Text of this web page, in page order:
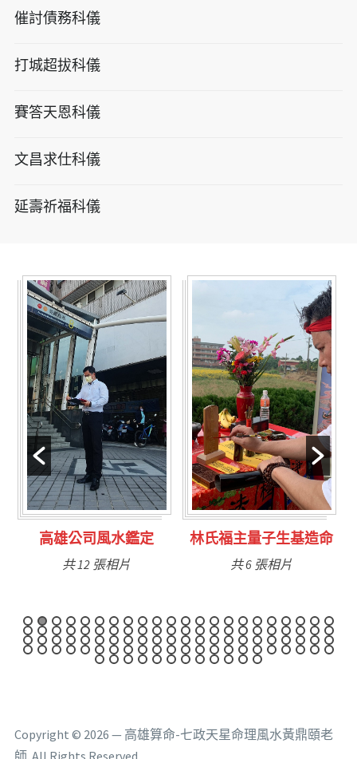
催討債務科儀
打城超拔科儀
賽答天恩科儀
文昌求仕科儀
延壽祈福科儀
林氏福主量子生基造命
共 6 張相片
台南永康風水鑑定
共 9 張相片
Copyright © 2026 — 高雄算命-七政天星命理風水黃鼎頤老